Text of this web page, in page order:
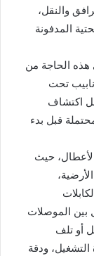
والنقل،
المدفونة
تريس 2082” أن تُلبي هذه الحاجة من
تحت
اكتشاف
قبل بدء
حيث
بين الموصلات
أو تلف
التشغيل، ودقة